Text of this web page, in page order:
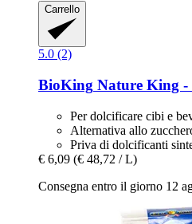
Carrello
5.0 (2)
BioKing Nature King -​
Per dolcificare cibi e
Alternativa allo
Priva di dolcificanti
€ 6,09 (€ 48,72 / L)
Consegna entro il giorno 12